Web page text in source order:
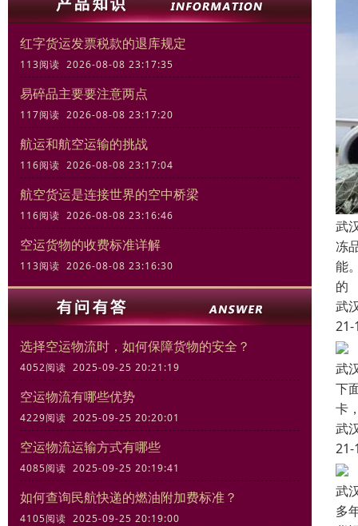
红字货运发票税款的退库规定
113阅读 2026-08-08 23:17:35
易碎品主要要注意两点
117阅读 2026-08-08 23:17:20
航运和航空运输的挑战
116阅读 2026-08-08 23:17:04
航空货运是连接世界的空中桥梁
116阅读 2026-08-08 23:16:46
空运货物的收费标准详解
113阅读 2026-08-08 23:16:30
选择空运物流时，如何保障货物的安全？
4052阅读 2025-09-25 20:21:19
空运物流有哪些优势
4229阅读 2025-09-25 20:20:01
空运物流运输方式有哪些
4085阅读 2025-09-25 20:19:41
如何查询民航快递的燃油附加费标准？
4105阅读 2025-09-25 20:19:00
武
冻
能
的
武
21-
武
下
卡
武
21-
武
多